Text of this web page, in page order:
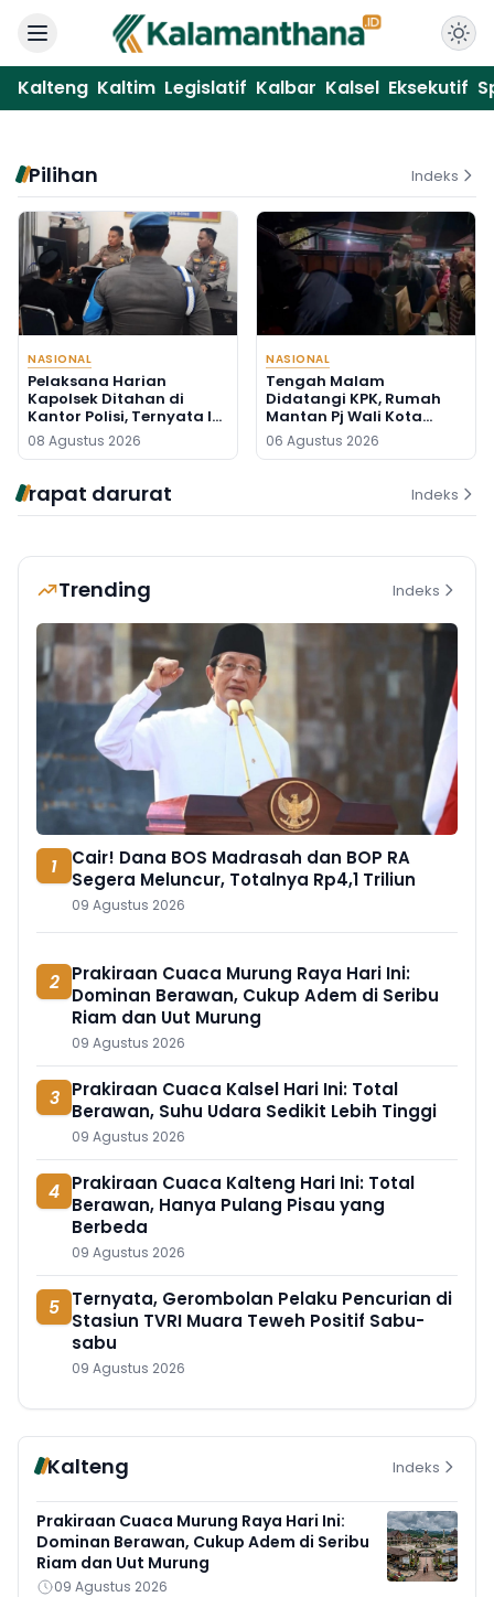
Kalteng Kaltim Legislatif Kalbar Kalsel Eksekutif
Pilihan Indeks
NASIONAL
Pelaksana Harian
Kapolsek Ditahan di
Kantor Polisi, Ternyata Ini
Penyebabnya
08 Agustus 2026
NASIONAL
Tengah Malam
Didatangi KPK, Rumah
Mantan Pj Wali Kota
Digeledah, Empat Koper
Dibawa
06 Agustus 2026
rapat darurat Indeks
Trending Indeks
1
Cair! Dana BOS Madrasah dan BOP RA
Segera Meluncur, Totalnya Rp4,1 Triliun
09 Agustus 2026
2 Prakiraan Cuaca Murung Raya Hari Ini:
Dominan Berawan, Cukup Adem di Seribu
Riam dan Uut Murung
09 Agustus 2026
3 Prakiraan Cuaca Kalsel Hari Ini: Total
Berawan, Suhu Udara Sedikit Lebih Tinggi
09 Agustus 2026
4 Prakiraan Cuaca Kalteng Hari Ini: Total
Berawan, Hanya Pulang Pisau yang
Berbeda
09 Agustus 2026
5 Ternyata, Gerombolan Pelaku Pencurian di
Stasiun TVRI Muara Teweh Positif Sabu-
sabu
09 Agustus 2026
Kalteng Indeks
Prakiraan Cuaca Murung Raya Hari Ini:
Dominan Berawan, Cukup Adem di Seribu
Riam dan Uut Murung
09 Agustus 2026